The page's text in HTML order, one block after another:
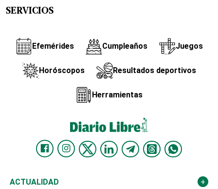
SERVICIOS
Efemérides Cumpleaños Juegos
Horóscopos Resultados deportivos
Herramientas
ACTUALIDAD